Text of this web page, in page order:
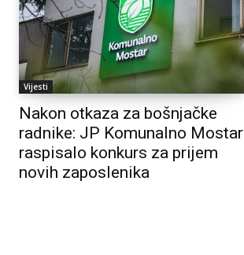
Vijesti
Nakon otkaza za bošnjačke
radnike: JP Komunalno Mostar
raspisalo konkurs za prijem
novih zaposlenika